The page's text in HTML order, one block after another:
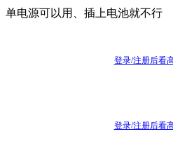
单电源可以用、插上电池就不行
登录/注册后看
登录/注册后看